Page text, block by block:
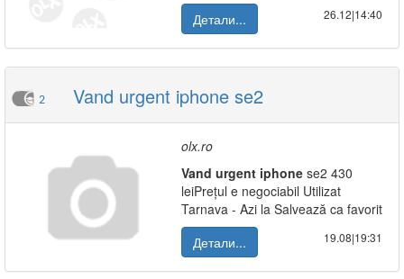
Детали...
26.12|14:40
2 Vand urgent iphone se2
olx.ro
Vand urgent iphone se2 430
leiPrețul e negociabil Utilizat
Tarnava - Azi la Salvează ca favorit
Детали...
19.08|19:31